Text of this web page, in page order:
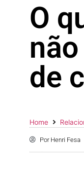
O
de
Home
PorHenri Fesa